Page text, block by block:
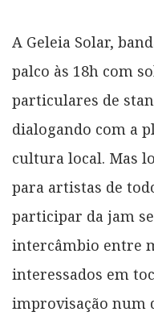
A Geleia Solar,
palco às 18h com
particulares de
dialogando com a
cultura local. Mas
para artistas de
participar da jam
intercâmbio entre
interessados em
improvisação num